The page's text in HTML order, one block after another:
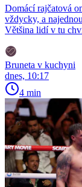
Domácí rajčatová
vždycky, a
Většina lidí v tu
Bruneta v kuchyni
dnes, 10:17
4 min